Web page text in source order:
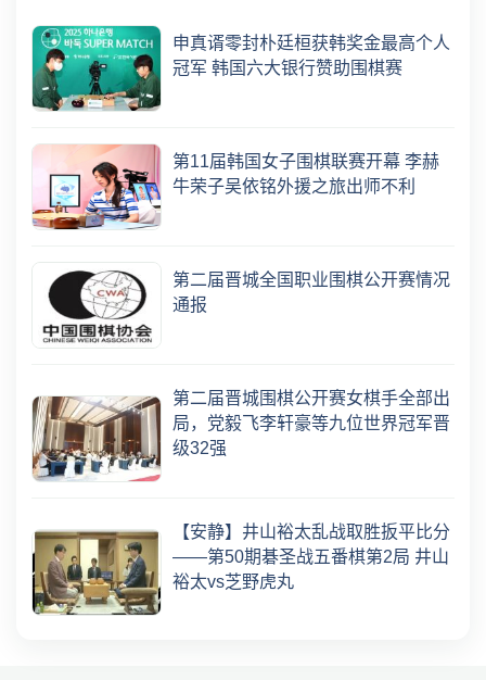
申真谞零封朴廷桓获韩奖金最高个人
冠军 韩国六大银行赞助围棋赛
第11届韩国女子围棋联赛开幕 李赫
牛荣子吴依铭外援之旅出师不利
第二届晋城全国职业围棋公开赛情况
通报
第二届晋城围棋公开赛女棋手全部出
局，党毅飞李轩豪等九位世界冠军晋
级32强
【安静】井山裕太乱战取胜扳平比分
——第50期碁圣战五番棋第2局 井山
裕太vs芝野虎丸